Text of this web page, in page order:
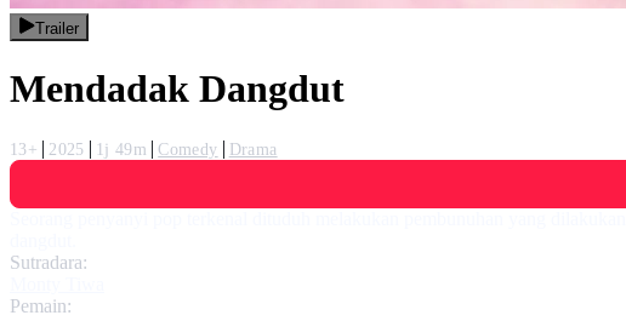
Trailer
Mendadak Dangdut
13+ 2025 1j 49m Comedy
Drama
Sutradara:
Pemain: